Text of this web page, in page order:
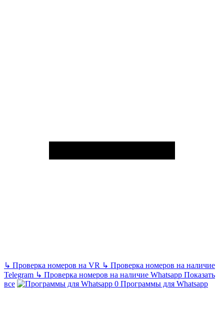
↳ Проверка номеров на VR ↳ Проверка номеров на наличие
Telegram ↳ Проверка номеров на наличие Whatsapp Показать
все
Программы для Whatsapp